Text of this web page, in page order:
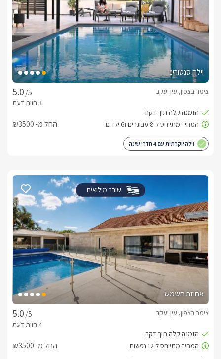
וילה סנטוריני
/5
צימר בצפון, עין יעקב
החל מ- ₪3500
וילה יוקרתית עם 4 חדרי שינה
שובר מילואים
אחוזת השמש
/5
צימר בצפון, עין יעקב
החל מ- ₪3500